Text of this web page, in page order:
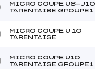
MICRO COUPE U8-U10
TARENTAISE GROUPE1
MICRO COUPE U 10
TARENTAISE
MICRO COUPE U10
TARENTAISE GROUPE1